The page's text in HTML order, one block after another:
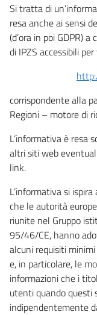
Si tratta di
resa anche ai sensi
(d’ora in poi GDPR)
di IPZS accessibili
corrispondente alla
Regioni – motore di
L’informativa è resa
altri siti web
link.
L’informativa si
che le autorità
riunite nel Gruppo
95/46/CE, hanno
alcuni requisiti
e, in particolare, le
informazioni che i
utenti quando questi
indipendentemente